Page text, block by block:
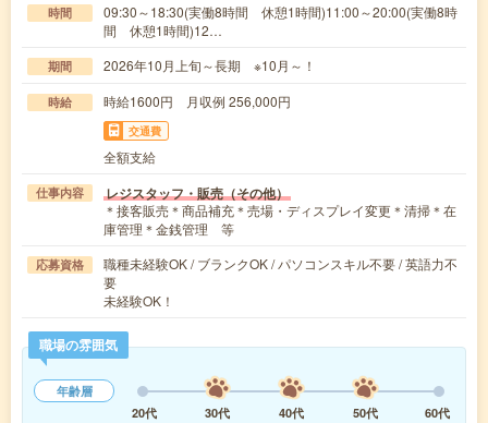
時間
09:30～18:30(実働8時間 休憩1時間)11:00～20:00(実働8時
間 休憩1時間)12…
期間 2026年10月上旬～長期 ※10月～！
時給 時給1600円 月収例 256,000円
交通費
全額支給
仕事内容 レジスタッフ・販売（その他）
＊接客販売＊商品補充＊売場・ディスプレイ変更＊清掃＊在
庫管理＊金銭管理 等
応募資格
職種未経験OK / ブランクOK / パソコンスキル不要 / 英語力不
要
未経験OK！
職場の雰囲気
年齢層
20代
30代 40代 50代
60代